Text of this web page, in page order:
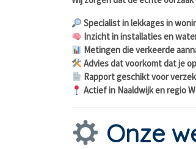
Specialist in lekkages in
Inzicht in installaties en
Metingen die verkeerde
Advies dat voorkomt dat je
Rapport geschikt voor
Actief in Naaldwijk en regio
Onze